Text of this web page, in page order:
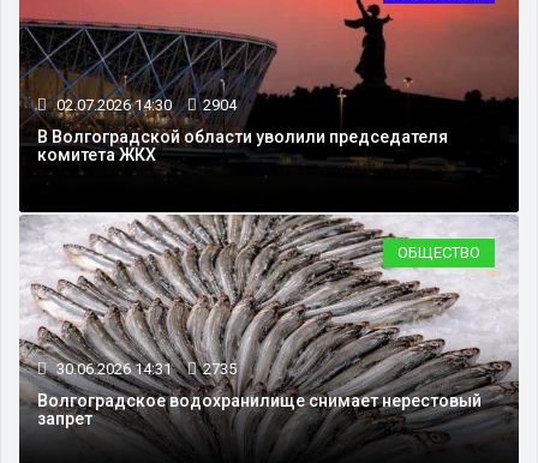
02.07.2026 14:30 2904
В Волгоградской области уволили председателя
комитета ЖКХ
ОБЩЕСТВО
30.06.2026 14:31 2735
Волгоградское водохранилище снимает нерестовый
запрет